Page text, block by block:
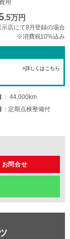
用
.5万円
店にて8月登録の場合
※消費税10%込み
>詳しくはこちら
44,000km
定期点検整備付
お問合せ